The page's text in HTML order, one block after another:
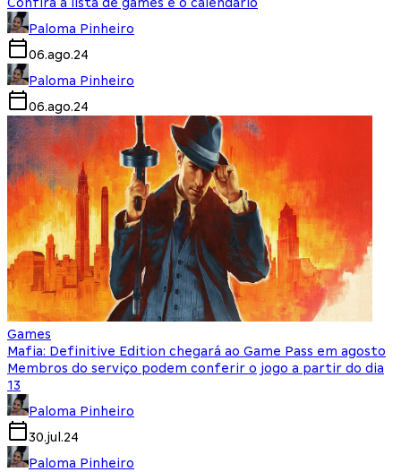
Confira a lista de games e o calendário
Paloma Pinheiro
06.ago.24
Paloma Pinheiro
06.ago.24
Games
Mafia: Definitive Edition chegará ao Game Pass em agosto
Membros do serviço podem conferir o jogo a partir do dia
13
Paloma Pinheiro
30.jul.24
Paloma Pinheiro